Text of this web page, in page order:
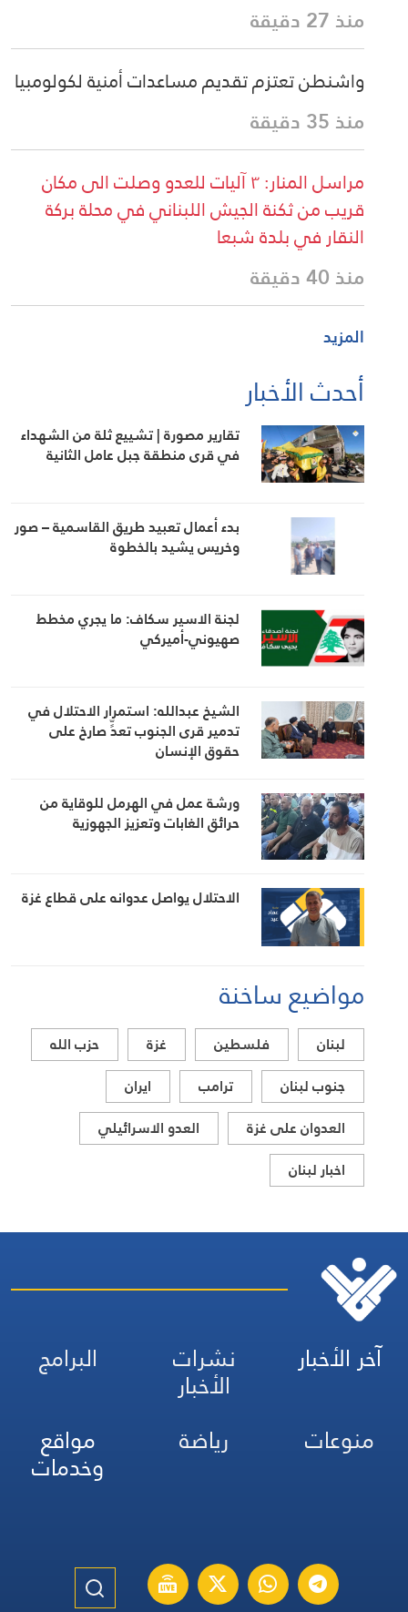
منذ 27 دقيقة
واشنطن تعتزم تقديم مساعدات أمنية لكولومبيا
منذ 35 دقيقة
مراسل المنار: ٣ آليات للعدو وصلت الى مكان
قريب من ثكنة الجيش اللبناني في محلة بركة
النقار في بلدة شبعا
منذ 40 دقيقة
المزيد
أحدث الأخبار
تقارير مصورة | تشييع ثلة من الشهداء
في قرى منطقة جبل عامل الثانية
بدء أعمال تعبيد طريق القاسمية – صور
وخريس يشيد بالخطوة
لجنة الاسير سكاف: ما يجري مخطط
صهيوني-أميركي
الشيخ عبدالله: استمرار الاحتلال في
تدمير قرى الجنوب تعدٍّ صارخ على
حقوق الإنسان
ورشة عمل في الهرمل للوقاية من
حرائق الغابات وتعزيز الجهوزية
الاحتلال يواصل عدوانه على قطاع غزة
مواضيع ساخنة
لبنان فلسطين غزة
حزب الله
جنوب لبنان
ترامب
ايران
العدوان على غزة
العدو الاسرائيلي
اخبار لبنان
آخر الأخبار نشرات
الأخبار
البرامج
منوعات
رياضة مواقع
وخدمات